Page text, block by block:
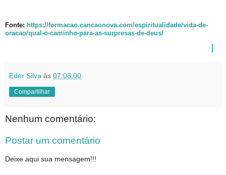
Fonte: https://formacao.cancaonova.com/espiritualidade/vida-de-
oracao/qual-o-caminho-para-as-surpresas-de-deus/
Eder Silva às 07:08:00
Compartilhar
Nenhum comentário:
Postar um comentário
Deixe aqui sua mensagem!!!